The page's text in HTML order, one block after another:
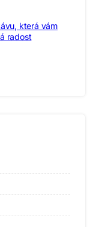
která vám
radost